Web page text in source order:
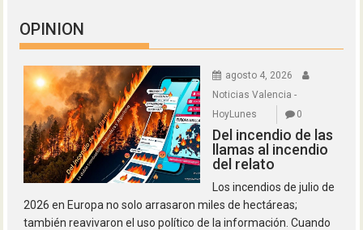
OPINION
agosto 4, 2026
Noticias Valencia -
HoyLunes
0
Del incendio de las
llamas al incendio
del relato
Los incendios de julio de
2026 en Europa no solo arrasaron miles de hectáreas;
también reavivaron el uso político de la información. Cuando